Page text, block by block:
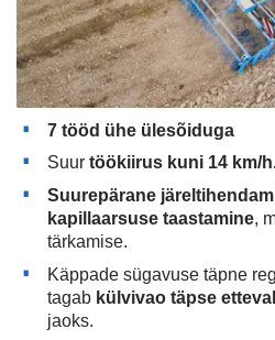
7 tööd ühe ülesõiduga
Suur töökiirus kuni 14 km/
Suurepärane
kapillaarsuse taastamine,
tärkamise.
Käppade sügavuse täpne
tagab külvivao täpse
jaoks.